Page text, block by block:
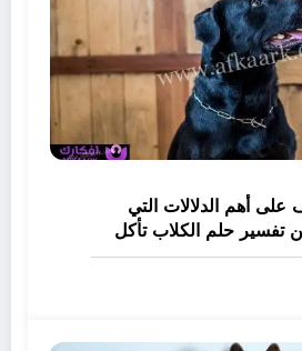
أهم الدلالات التي
تفسير حلم الكلاب تأكل